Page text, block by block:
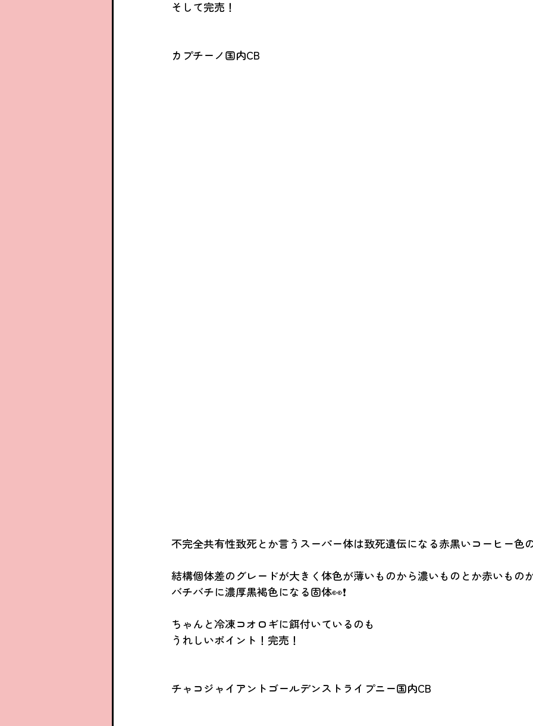
そして完売！
カプチーノ国内CB
不完全共有性致死とか言うスーパー体は致死遺伝になる赤黒いコーヒー色
結構個体差のグレードが大きく体色が薄いものから濃いものとか赤いもの
バチバチに濃厚黒褐色になる固体👀❗
ちゃんと冷凍コオロギに餌付いているのも
うれしいポイント！完売！
チャコジャイアントゴールデンストライプニー国内CB